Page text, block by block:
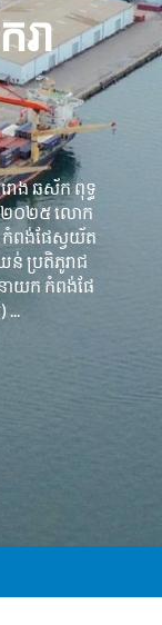
ា
រោង ឆស័ក ពុទ្ធ
ាំ២០២៥ លោក
ពង់ផែស្វយ័ត
ប្រតិភូរាជ
នាយក កំពង់ផែ
...